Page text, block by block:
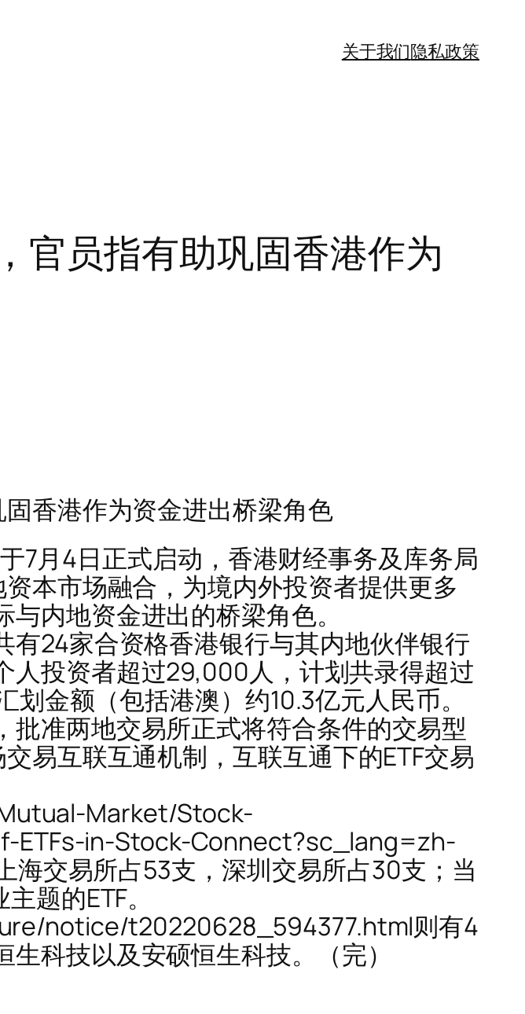
关于我们隐私政策
官员指有助巩固香港作为
香港作为资金进出桥梁角色
7月4日正式启动，香港财经事务及库务局
本市场融合，为境内外投资者提供更多
内地资金进出的桥梁角色。
24家合资格香港银行与其内地伙伴银行
人投资者超过29,000人，计划共录得超过
金额（包括港澳）约10.3亿元人民币。
准两地交易所正式将符合条件的交易型
易互联互通机制，互联互通下的ETF交易
Market/Stock-
in-Stock-Connect?sc_lang=zh-
海交易所占53支，深圳交易所占30支；当
题的ETF。
notice/t20220628_594377.html则有4
科技以及安硕恒生科技。（完）